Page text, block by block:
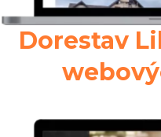
Dorestav